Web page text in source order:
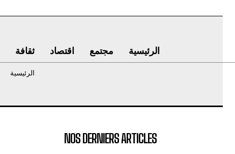
الرئيسية مجتمع اقتصاد ثقافة
الرئيسية
NOS DERNIERS ARTICLES